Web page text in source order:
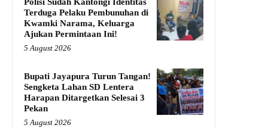
Terduga Pelaku Pembunuhan di
Kwamki Narama, Keluarga
Ajukan Permintaan Ini!
5 August 2026
Bupati Jayapura Turun Tangan!
Sengketa Lahan SD Lentera
Harapan Ditargetkan Selesai 3
Pekan
5 August 2026